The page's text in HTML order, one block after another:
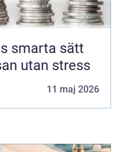
utan stress
11 maj 2026